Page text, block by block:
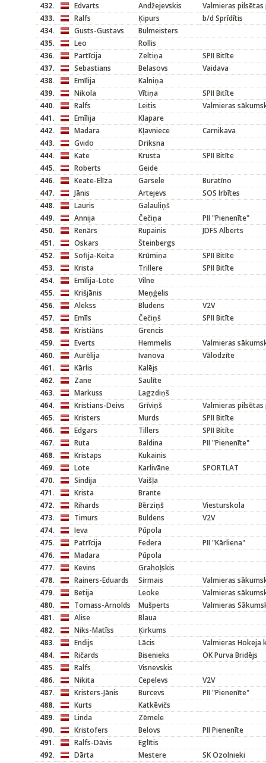
432.
Edvarts Andžejevskis
Valmieras pilsētas
433.
Ralfs Ķipurs
b/d Sprīdītis
434.
Gusts-Gustavs
Bulmeisters
435.
Leo
Rollis
436.
Partīcija Zeltiņa
SPII Bitīte
437.
Sebastians Belasovs
Vaidava
438.
Emīlija
Kalniņa
439.
Nikola Vītiņa
SPII Bitīte
440.
Ralfs Leitis
Valmieras
441.
Emīlija
Klapare
442.
Madara Kļavniece
Carnikava
443.
Gvido
Driksna
444.
Kate Krusta
SPII Bitīte
445.
Roberts
Geide
446.
Keate-Elīza Garsele
Buratīno
447.
Jānis Artejevs
SOS Irbītes
448.
Lauris
Galauliņš
449.
Annija Čečiņa
PII "Pienenīte"
450.
Renārs Rupainis
JDFS Alberts
451.
Oskars
Šteinbergs
452.
Sofija-Keita Krūmiņa
SPII Bitīte
453.
Krista Trillere
SPII Bitīte
454.
Emīlija-Lote
Vilne
455.
Krišjānis
Meņģelis
456.
Alekss Bludens
V2V
457.
Emīls Čečiņš
SPII Bitīte
458.
Kristiāns
Grencis
459.
Everts Hemmelis
Valmieras
460.
Aurēlija Ivanova
Vālodzīte
461.
Kārlis
Kalējs
462.
Zane
Saulīte
463.
Markuss
Lagzdiņš
464.
Kristians-Deivs Grīviņš
Valmieras pilsētas
465.
Kristers Murds
SPII Bitīte
466.
Edgars Tillers
SPII Bitīte
467.
Ruta Baldina
PII "Pienenīte"
468.
Kristaps
Kukainis
469.
Lote Karlivāne
SPORTLAT
470.
Sindija
Vaišļa
471.
Krista
Brante
472.
Rihards Bērziņš
Viesturskola
473.
Timurs Buldens
V2V
474.
Ieva
Pūpola
475.
Patrīcija Federa
PII "Kārliena"
476.
Madara
Pūpola
477.
Kevins
Grahoļskis
478.
Rainers-Eduards Sirmais
Valmieras
479.
Betija Leoke
Valmieras
480.
Tomass-Arnolds Mušperts
Valmieras
481.
Alise
Blaua
482.
Niks-Matīss
Ķirkums
483.
Endijs Lācis
Valmieras Hokeja
484.
Ričards Bisenieks
OK Purva Bridējs
485.
Ralfs
Visnevskis
486.
Nikita Cepelevs
V2V
487.
Kristers-Jānis Burcevs
PII "Pienenīte"
488.
Kurts
Katkēvičs
489.
Linda
Zēmele
490.
Kristofers Belovs
PII Pienenīte
491.
Ralfs-Dāvis
Eglītis
492.
Dārta Mestere
SK Ozolnieki